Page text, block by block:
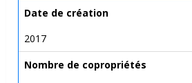
Date de création
2017
Nombre de copropriétés